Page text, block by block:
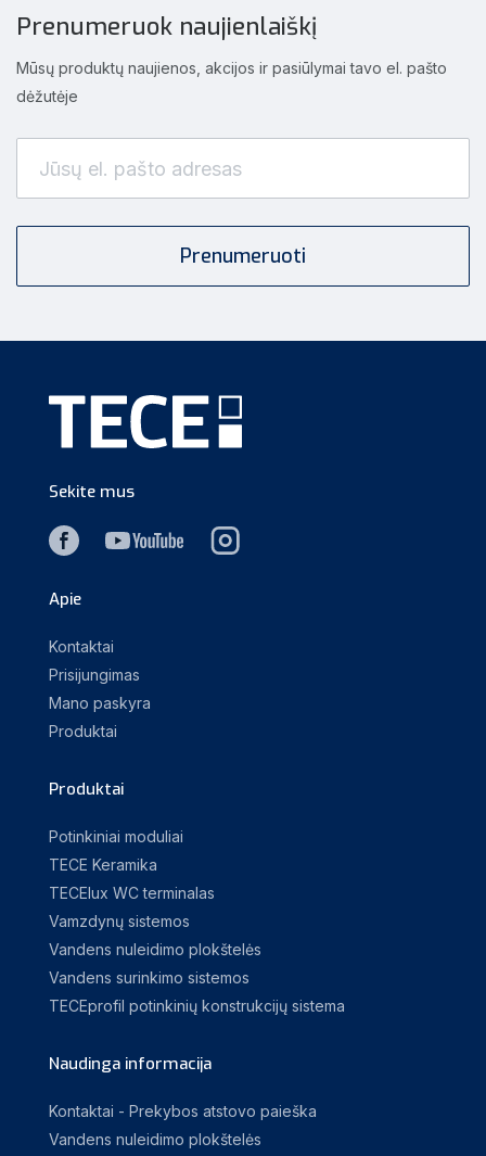
Prenumeruok naujienlaiškį
Mūsų produktų naujienos, akcijos ir pasiūlymai tavo el. pašto
dėžutėje
Sekite mus
Apie
Kontaktai
Prisijungimas
Mano paskyra
Produktai
Produktai
Potinkiniai moduliai
TECE Keramika
TECElux WC terminalas
Vamzdynų sistemos
Vandens nuleidimo plokštelės
Vandens surinkimo sistemos
TECEprofil potinkinių konstrukcijų sistema
Naudinga informacija
Kontaktai - Prekybos atstovo paieška
Vandens nuleidimo plokštelės